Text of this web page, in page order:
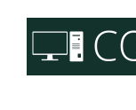
contenido